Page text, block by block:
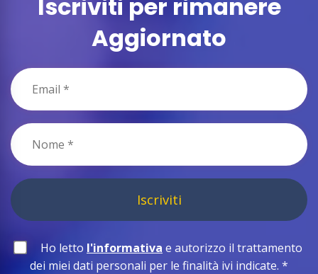
Iscriviti per rimanere
Aggiornato
Iscriviti
Ho letto l'informativa e autorizzo il trattamento
dei miei dati personali per le finalità ivi indicate. *